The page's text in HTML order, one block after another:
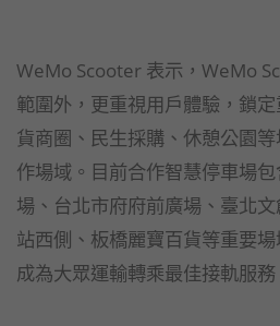
WeMo Scooter 表示，WeMo
範圍外，更重視用戶體驗，鎖
貨商圈、民生採購、休憩公園
作場域。目前合作智慧停車場
場、台北市府府前廣場、臺北
站西側、板橋麗寶百貨等重要
成為大眾運輸轉乘最佳接軌服務